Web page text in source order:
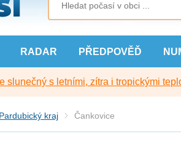
RADAR PŘEDPOVĚĎ
slunečný s letními, zítra i tropickými
Pardubický kraj Čankovice